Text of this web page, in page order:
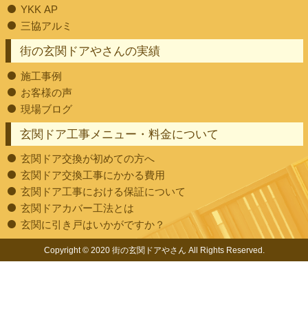
街の玄関ドアやさんの実績
施工事例
お客様の声
現場ブログ
玄関ドア工事メニュー・料金について
玄関ドア交換が初めての方へ
玄関ドア交換工事にかかる費用
玄関ドア工事における保証について
玄関ドアカバー工法とは
玄関に引き戸はいかがですか？
YKK AP
三協アルミ
Copyright © 2020 街の玄関ドアやさん All Rights Reserved.